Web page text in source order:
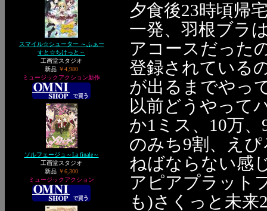
スマイル☆シューター ～ふぁー
すと☆ちけっと～
工画堂スタジオ
新品 ￥4,980
ミュージックアクション新作
ソルフェージュ～La finale～
工画堂スタジオ
新品 ￥6,300
ミュージックアクション
夕食後23時頃帰
一発、羽根ブラ
アコースだった
登録されている
が出るまでやっ
以前どうやって
か1ミス、10万
のみち9割、え
ねばならない感
アピアプラット
も)さくっと未来